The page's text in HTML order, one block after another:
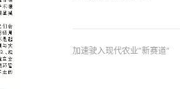
加速驶入现代农业“新赛道”